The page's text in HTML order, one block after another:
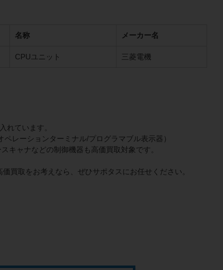
名称 メーカー名
CPUユニット 三菱電機
れています。
レーションターミナル/プログラマブル表示器）
キャナなどの制御機器も高価買取対象です。
買取をお考えなら、ぜひサポタスにお任せください。